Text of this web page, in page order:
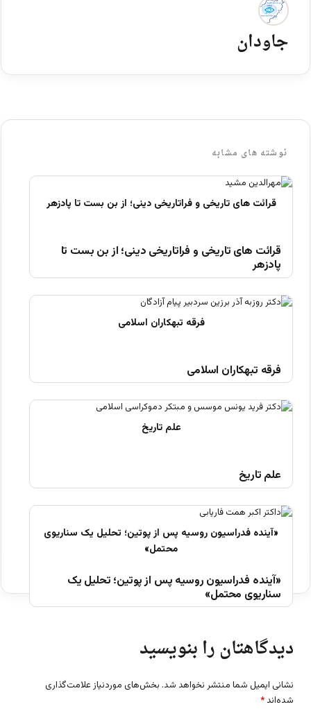
جاودان
نوشته های مشابه
قرائت های تاریخی و فراتاریخی دینی؛ از بن بست تا
پادزهر
فرقه تبهکاران اسلامی
علم تاریخ
«آینده فدراسیون روسیه پس از پوتین؛ تحلیل یک
سناریوی محتمل»
دیدگاهتان را بنویسید
نشانی ایمیل شما منتشر نخواهد شد. بخش‌های موردنیاز علامت‌گذاری
شده‌اند *